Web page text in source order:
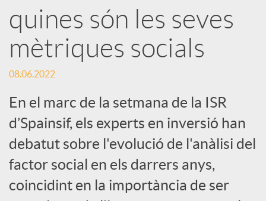
o
c
i
a
l
quines són les seves
mètriques socials
08.06.2022
En el marc de la setmana de la ISR
d’Spainsif, els experts en inversió han
debatut sobre l'evolució de l'anàlisi del
factor social en els darrers anys,
coincidint en la importància de ser